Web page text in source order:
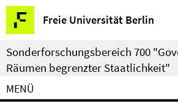
Springe
direkt
zu
Inhalt
Freie Universität Berlin
Service-
Navigation
Sonderforschungsbereich 700
Räumen begrenzter Staatlichkeit"
MENÜ